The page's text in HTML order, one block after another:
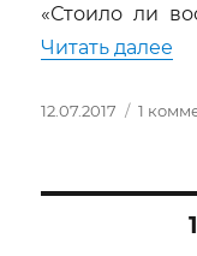
«Стоило ли
Читать далее
Опубликовано
12.07.2017 1
СТРАНИЦА1